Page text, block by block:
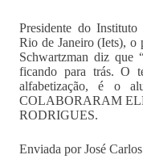
Presidente do
Rio de Janeiro (Iets), o
Schwartzman diz que
ficando para trás. O
alfabetização, é o
COLABORARAM
RODRIGUES.
Enviada por José